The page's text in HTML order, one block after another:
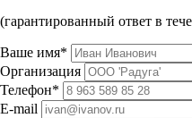
(гарантированный ответ в
Ваше имя*
Организация
Телефон*
E-mail